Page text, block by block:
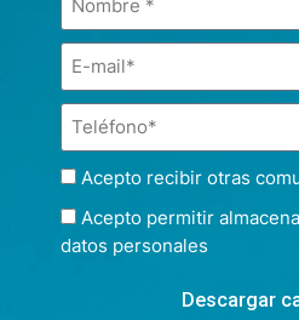
Acepto recibir otras
Acepto permitir
datos personales
Descargar